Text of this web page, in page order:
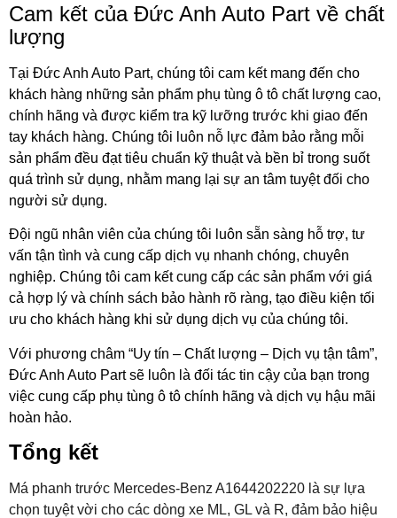
Cam kết của Đức Anh Auto Part về chất
lượng
Tại Đức Anh Auto Part, chúng tôi cam kết mang đến cho
khách hàng những sản phẩm phụ tùng ô tô chất lượng cao,
chính hãng và được kiểm tra kỹ lưỡng trước khi giao đến
tay khách hàng. Chúng tôi luôn nỗ lực đảm bảo rằng mỗi
sản phẩm đều đạt tiêu chuẩn kỹ thuật và bền bỉ trong suốt
quá trình sử dụng, nhằm mang lại sự an tâm tuyệt đối cho
người sử dụng.
Đội ngũ nhân viên của chúng tôi luôn sẵn sàng hỗ trợ, tư
vấn tận tình và cung cấp dịch vụ nhanh chóng, chuyên
nghiệp. Chúng tôi cam kết cung cấp các sản phẩm với giá
cả hợp lý và chính sách bảo hành rõ ràng, tạo điều kiện tối
ưu cho khách hàng khi sử dụng dịch vụ của chúng tôi.
Với phương châm “Uy tín – Chất lượng – Dịch vụ tận tâm”,
Đức Anh Auto Part sẽ luôn là đối tác tin cậy của bạn trong
việc cung cấp phụ tùng ô tô chính hãng và dịch vụ hậu mãi
hoàn hảo.
Tổng kết
Má phanh trước Mercedes-Benz A1644202220 là sự lựa
chọn tuyệt vời cho các dòng xe ML, GL và R, đảm bảo hiệu